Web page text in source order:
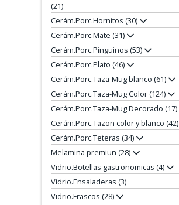
(21)
Cerám.Porc.Hornitos (30)
Cerám.Porc.Mate (31)
Cerám.Porc.Pinguinos (53)
Cerám.Porc.Plato (46)
Cerám.Porc.Taza-Mug blanco (61)
Cerám.Porc.Taza-Mug Color (124)
Cerám.Porc.Taza-Mug Decorado (17)
Cerám.Porc.Tazon color y blanco (42)
Cerám.Porc.Teteras (34)
Melamina premiun (28)
Vidrio.Botellas gastronomicas (4)
Vidrio.Ensaladeras (3)
Vidrio.Frascos (28)